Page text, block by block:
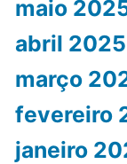
maio
abril 2025
março
fevereiro
janeiro